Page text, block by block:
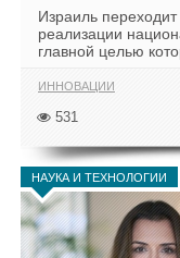
Израиль переходит
реализации
главной целью
ИННОВАЦИИ
531
НАУКА И ТЕХНОЛОГИИ